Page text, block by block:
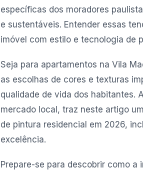
específicas dos moradores
e sustentáveis. Entender essas
imóvel com estilo e tecnologia de
Seja para apartamentos na Vila
as escolhas de cores e texturas
qualidade de vida dos habitantes.
mercado local, traz neste artigo
de pintura residencial em 2026,
excelência.
Prepare-se para descobrir como